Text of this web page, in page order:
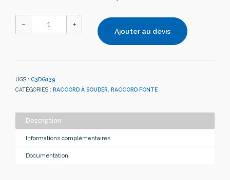
Ajouter au devis
UGS : C3DG139
CATÉGORIES : RACCORD À SOUDER RACCORD FONTE
Description
Informations complémentaires
Documentation